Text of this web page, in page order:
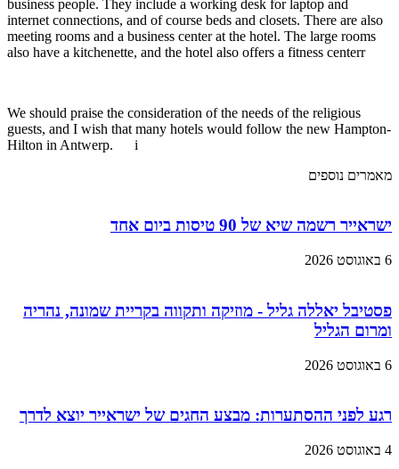
business people. They include a working desk for laptop and
internet connections, and of course beds and closets. There are also
meeting rooms and a business center at the hotel. The large rooms
also have a kitchenette, and the hotel also offers a fitness centerr
We should praise the consideration of the needs of the religious
guests, and I wish that many hotels would follow the new Hampton-
Hilton in Antwerp. i
מאמרים נוספים
ישראייר רשמה שיא של 90 טיסות ביום אחד
6 באוגוסט 2026
פסטיבל יאללה גליל - מוזיקה ותקווה בקריית שמונה, נהריה
ומרום הגליל
6 באוגוסט 2026
רגע לפני ההסתערות: מבצע החגים של ישראייר יוצא לדרך
4 באוגוסט 2026